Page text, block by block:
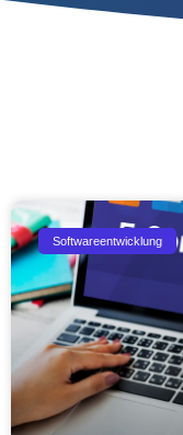
Softwareentwicklung